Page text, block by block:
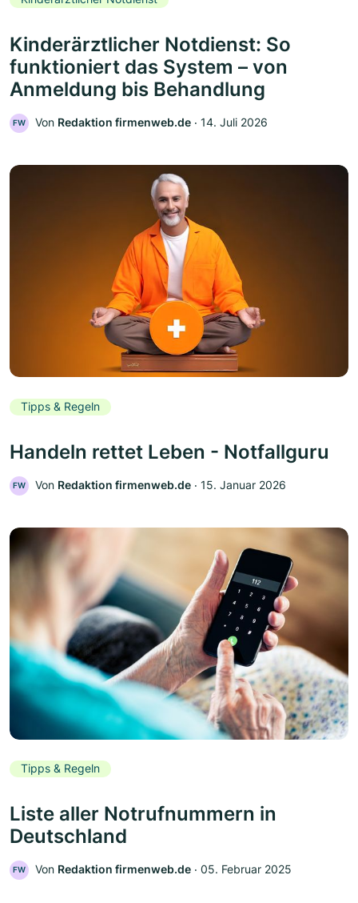
Kinderärztlicher Notdienst: So
funktioniert das System – von
Anmeldung bis Behandlung
FW Von Redaktion firmenweb.de ‧ 14. Juli 2026
Tipps & Regeln
Handeln rettet Leben - Notfallguru
FW Von Redaktion firmenweb.de ‧ 15. Januar 2026
Tipps & Regeln
Liste aller Notrufnummern in
Deutschland
FW Von Redaktion firmenweb.de ‧ 05. Februar 2025